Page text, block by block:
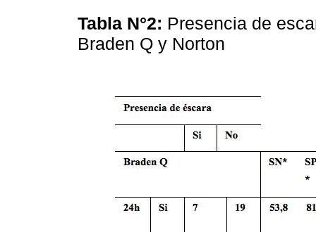
Tabla N°2: Presencia de
Braden Q y Norton